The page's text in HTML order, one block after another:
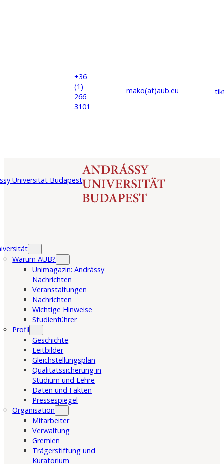
+36
(1)
266
3101
mako(at)aub.eu
Warum AUB?
Unimagazin: Andrássy
Nachrichten
Veranstaltungen
Nachrichten
Wichtige Hinweise
Studienführer
Profil
Geschichte
Leitbilder
Gleichstellungsplan
Qualitätssicherung in
Studium und Lehre
Daten und Fakten
Pressespiegel
Organisation
Mitarbeiter
Verwaltung
Gremien
Trägerstiftung und
Kuratorium